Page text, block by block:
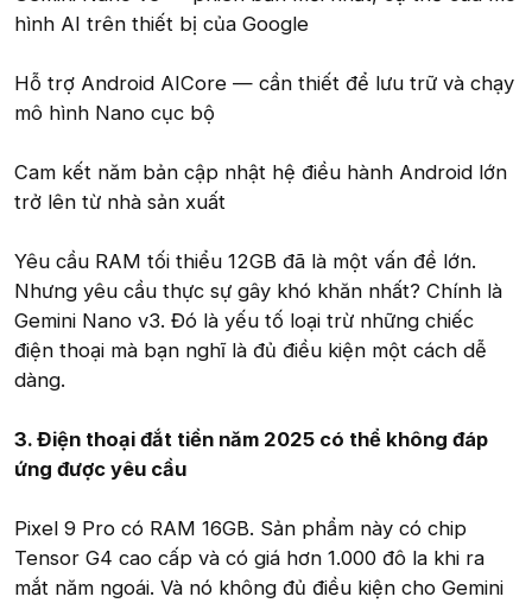
hình AI trên thiết bị của Google
Hỗ trợ Android AICore — cần thiết để lưu trữ và chạy
mô hình Nano cục bộ
Cam kết năm bản cập nhật hệ điều hành Android lớn
trở lên từ nhà sản xuất
Yêu cầu RAM tối thiểu 12GB đã là một vấn đề lớn.
Nhưng yêu cầu thực sự gây khó khăn nhất? Chính là
Gemini Nano v3. Đó là yếu tố loại trừ những chiếc
điện thoại mà bạn nghĩ là đủ điều kiện một cách dễ
dàng.
3. Điện thoại đắt tiền năm 2025 có thể không đáp
ứng được yêu cầu
Pixel 9 Pro có RAM 16GB. Sản phẩm này có chip
Tensor G4 cao cấp và có giá hơn 1.000 đô la khi ra
mắt năm ngoái. Và nó không đủ điều kiện cho Gemini